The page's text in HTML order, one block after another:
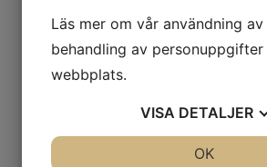
Läs mer om vår användning
behandling av
webbplats.
VISA DETALJER
OK